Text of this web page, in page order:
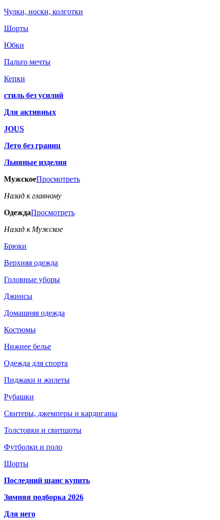
Чулки, носки, колготки
Шорты
Юбки
Пальто мечты
Кепки
стиль без усилий
Для активных
JOUS
Лето без границ
Льняные изделия
МужскоеПросмотреть
Назад к главному
ОдеждаПросмотреть
Назад к Мужское
Брюки
Верхняя одежда
Головные уборы
Джинсы
Домашняя одежда
Костюмы
Нижнее белье
Одежда для спорта
Пиджаки и жилеты
Рубашки
Свитеры, джемперы и кардиганы
Толстовки и свитшоты
Футболки и поло
Шорты
Последний шанс купить
Зимняя подборка 2026
Для него